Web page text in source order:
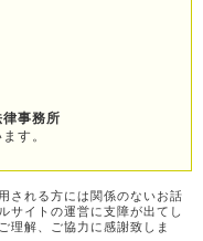
策を講じておりますが、以
原因とする個人情報の紛
では責任を負いかねますの
上に個人情報を開示した場
開示した場合
ールアドレスが間違ってい
事務所
す。
される方には関係のないお話
サイトの運営に支障が出てし
理解、ご協力に感謝致しま